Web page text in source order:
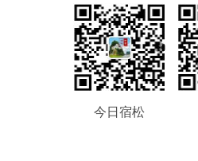
今日宿松